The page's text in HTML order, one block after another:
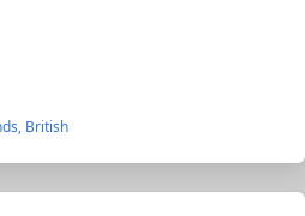
British